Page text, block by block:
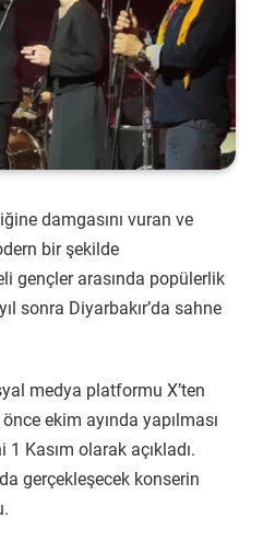
damgasını vuran ve
bir şekilde
gençler arasında popülerlik
sonra Diyarbakır’da sahne
medya platformu X’ten
ekim ayında yapılması
Kasım olarak açıkladı.
gerçekleşecek konserin